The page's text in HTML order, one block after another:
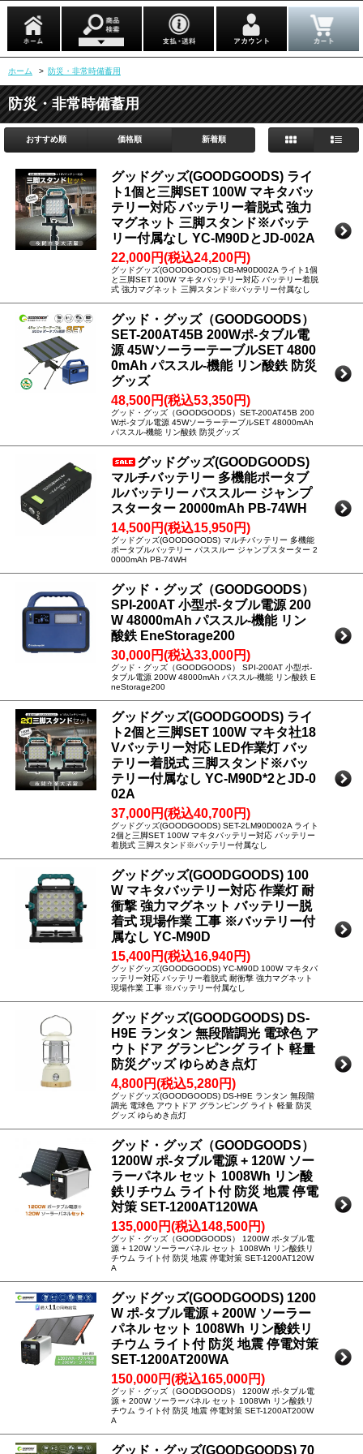
ホーム > 防災・非常時備蓄用
防災・非常時備蓄用
おすすめ順 価格順 新着順
グッドグッズ(GOODGOODS) ライ
ト1個と三脚SET 100W マキタバッ
テリー対応 バッテリー着脱式 強力
マグネット 三脚スタンド※バッテ
リー付属なし YC-M90DとJD-002A
22,000円(税込24,200円)
グッドグッズ(GOODGOODS) CB-M90D002A ライト1個
と三脚SET 100W マキタバッテリー対応 バッテリー着脱
式 強力マグネット 三脚スタンド※バッテリー付属なし
グッド・グッズ（GOODGOODS）
SET-200AT45B 200Wポ-タブル電
源 45WソーラーテーブルSET 4800
0mAh パススル-機能 リン酸鉄 防災
グッズ
48,500円(税込53,350円)
グッド・グッズ（GOODGOODS）SET-200AT45B 200
Wポ-タブル電源 45WソーラーテーブルSET 48000mAh
パススル-機能 リン酸鉄 防災グッズ
グッドグッズ(GOODGOODS)
マルチバッテリー 多機能ポータブ
ルバッテリー パススルー ジャンプ
スターター 20000mAh PB-74WH
14,500円(税込15,950円)
グッドグッズ(GOODGOODS) マルチバッテリー 多機能
ポータブルバッテリー パススルー ジャンプスターター 2
0000mAh PB-74WH
グッド・グッズ（GOODGOODS）
SPI-200AT 小型ポ-タブル電源 200
W 48000mAh パススル-機能 リン
酸鉄 EneStorage200
30,000円(税込33,000円)
グッド・グッズ（GOODGOODS） SPI-200AT 小型ポ-
タブル電源 200W 48000mAh パススル-機能 リン酸鉄 E
neStorage200
グッドグッズ(GOODGOODS) ライ
ト2個と三脚SET 100W マキタ社18
Vバッテリー対応 LED作業灯 バッ
テリー着脱式 三脚スタンド※バッ
テリー付属なし YC-M90D*2とJD-0
02A
37,000円(税込40,700円)
グッドグッズ(GOODGOODS) SET-2LM90D002A ライト
2個と三脚SET 100W マキタバッテリー対応 バッテリー
着脱式 三脚スタンド※バッテリー付属なし
グッドグッズ(GOODGOODS) 100
W マキタバッテリー対応 作業灯 耐
衝撃 強力マグネット バッテリー脱
着式 現場作業 工事 ※バッテリー付
属なし YC-M90D
15,400円(税込16,940円)
グッドグッズ(GOODGOODS) YC-M90D 100W マキタバ
ッテリー対応 バッテリー着脱式 耐衝撃 強力マグネット
現場作業 工事 ※バッテリー付属なし
グッドグッズ(GOODGOODS) DS-
H9E ランタン 無段階調光 電球色 ア
ウトドア グランピング ライト 軽量
防災グッズ ゆらめき点灯
4,800円(税込5,280円)
グッドグッズ(GOODGOODS) DS-H9E ランタン 無段階
調光 電球色 アウトドア グランピング ライト 軽量 防災
グッズ ゆらめき点灯
グッド・グッズ（GOODGOODS）
1200W ポ-タブル電源 + 120W ソー
ラーパネル セット 1008Wh リン酸
鉄リチウム ライト付 防災 地震 停電
対策 SET-1200AT120WA
135,000円(税込148,500円)
グッド・グッズ（GOODGOODS） 1200W ポ-タブル電
源 + 120W ソーラーパネル セット 1008Wh リン酸鉄リ
チウム ライト付 防災 地震 停電対策 SET-1200AT120W
A
グッドグッズ(GOODGOODS) 1200
W ポ-タブル電源 + 200W ソーラー
パネル セット 1008Wh リン酸鉄リ
チウム ライト付 防災 地震 停電対策
SET-1200AT200WA
150,000円(税込165,000円)
グッド・グッズ（GOODGOODS） 1200W ポ-タブル電
源 + 200W ソーラーパネル セット 1008Wh リン酸鉄リ
チウム ライト付 防災 地震 停電対策 SET-1200AT200W
A
グッド・グッズ(GOODGOODS) 70